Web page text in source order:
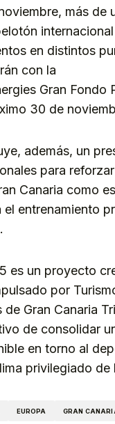
más de
en distintos
con la
Gran Fondo
30 de
además, un
para
Canaria como
entrenamiento
es un proyecto
por
de Gran Canaria
de consolidar
en torno al
privilegiado de
EUROPA GRAN